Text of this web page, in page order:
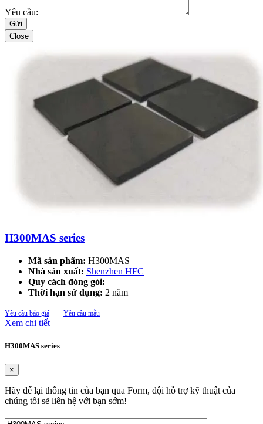
Yêu cầu:
Close
H300MAS series
Mã sản phẩm: H300MAS
Nhà sản xuất: Shenzhen HFC
Quy cách đóng gói:
Thời hạn sử dụng: 2 năm
Yêu cầu báo giá Yêu cầu mẫu
Xem chi tiết
H300MAS series
×
Hãy để lại thông tin của bạn qua Form, đội hỗ trợ kỹ thuật của
chúng tôi sẽ liên hệ với bạn sớm!